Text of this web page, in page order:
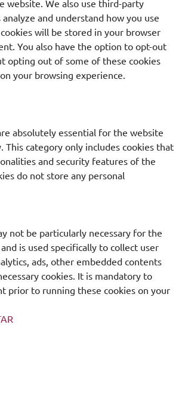
website. We also use third-party
and understand how you use
will be stored in your browser
You also have the option to opt-out
opting out of some of these cookies
your browsing experience.
absolutely essential for the website
This category only includes cookies that
and security features of the
do not store any personal
not be particularly necessary for the
is used specifically to collect user
ads, other embedded contents
cookies. It is mandatory to
prior to running these cookies on your